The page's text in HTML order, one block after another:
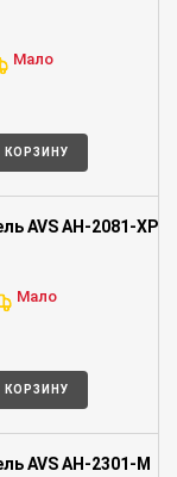
Мало
КОРЗИНУ
AVS AH-2081-XP
Мало
КОРЗИНУ
AVS AH-2301-M